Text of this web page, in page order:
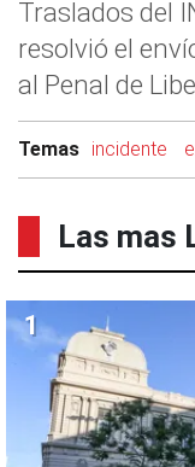
Traslados del
resolvió el
al Penal de
Temas incidente
Las mas